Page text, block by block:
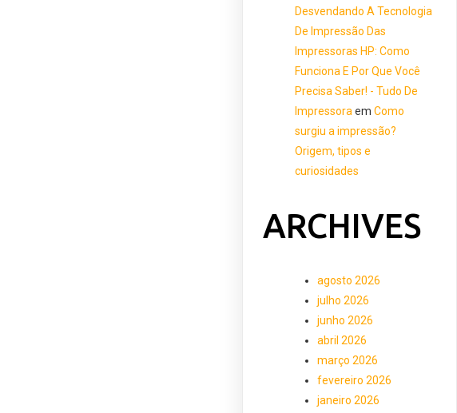
Desvendando A Tecnologia
De Impressão Das
Impressoras HP: Como
Funciona E Por Que Você
Precisa Saber! - Tudo De
ImpressoraemComo
surgiu a impressão?
Origem, tipos e
curiosidades
ARCHIVES
agosto 2026
julho 2026
junho 2026
abril 2026
março 2026
fevereiro 2026
janeiro 2026